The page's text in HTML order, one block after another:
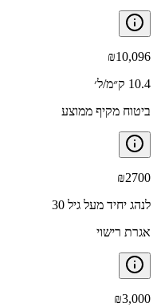
₪10,096
10.4 ק״מ/ל׳
ביטוח מקיף ממוצע
₪2700
לנהג יחיד מעל גיל 30
אגרת רישוי
₪3,000